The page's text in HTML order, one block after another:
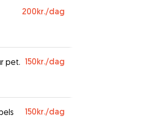
booket.
200kr./dag
pet. 150kr./dag
150kr./dag